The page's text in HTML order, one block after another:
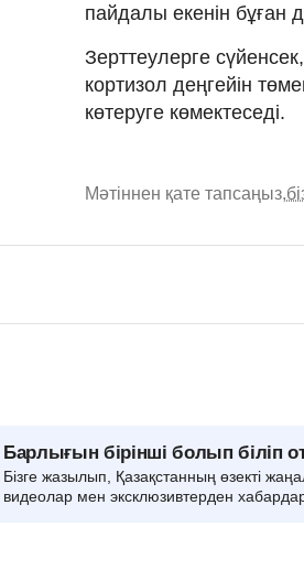
пайдалы екенін бұған
Зерттеулерге
кортизол деңгейін
көтеруге көмектеседі.
Мәтіннен қате тапсаңыз,
Барлығын бірінші болып біліп
Бізге жазылып, Қазақстанның өзекті
видеолар мен эксклюзивтерден